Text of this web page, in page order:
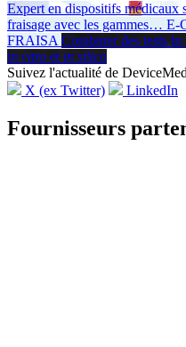
Expert en dispositifs médicaux
fraisage avec les gammes… E-
FRAISA Combiner des tests
in vitro et in silico
Suivez l'actualité de
X (ex Twitter)
LinkedIn
Fournisseurs